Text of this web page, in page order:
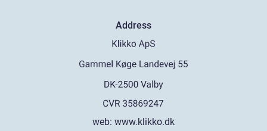
Address
web: www.klikko.dk